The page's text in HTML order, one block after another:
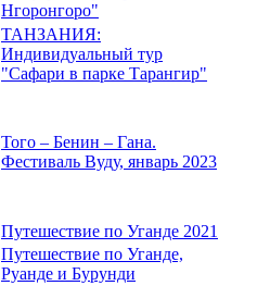
Нгоронгоро"
ТАНЗАНИЯ:
Индивидуальный тур
"Сафари в парке Тарангир"
Того – Бенин – Гана.
Фестиваль Вуду, январь 2023
Путешествие по Уганде 2021
Путешествие по Уганде,
Руанде и Бурунди